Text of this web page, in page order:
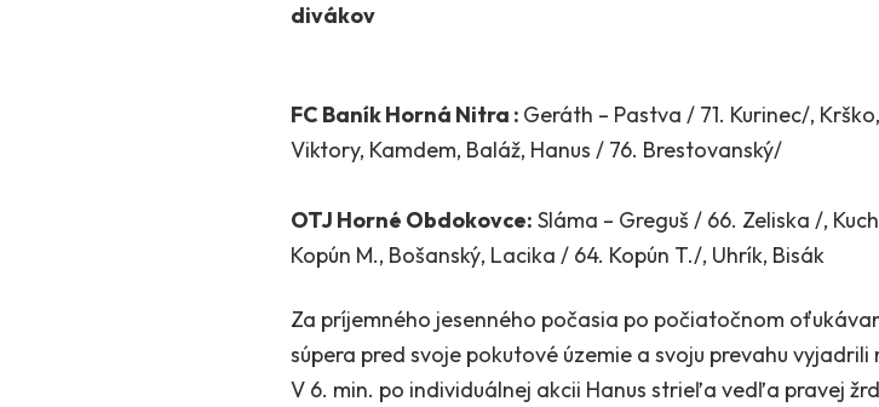
divákov
FC Baník Horná Nitra : Geráth – Pastva / 71. Kurinec/,
Viktory, Kamdem, Baláž, Hanus / 76. Brestovanský/
OTJ Horné Obdokovce: Sláma – Greguš / 66. Zeliska /,
Kopún M., Bošanský, Lacika / 64. Kopún T./, Uhrík, Bisák
Za príjemného jesenného počasia po počiatočnom
súpera pred svoje pokutové územie a svoju prevahu
V 6. min. po individuálnej akcii Hanus strieľa vedľa pravej